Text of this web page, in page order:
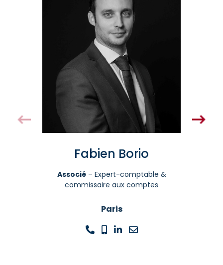
Fabien Borio
Associé– Expert-comptable &
commissaire aux comptes
Paris